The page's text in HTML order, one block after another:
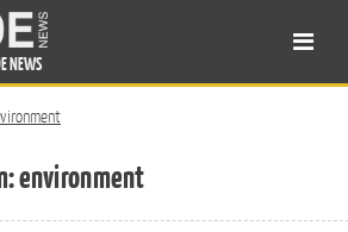
NEWS
environment